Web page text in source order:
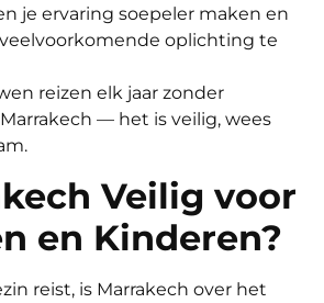
je ervaring soepeler maken en
oplichting te
reizen elk jaar zonder
— het is veilig, wees
Veilig voor
en Kinderen?
reist, is Marrakech over het